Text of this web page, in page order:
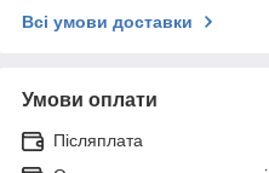
Всі умови доставки
Умови оплати
Післяплата